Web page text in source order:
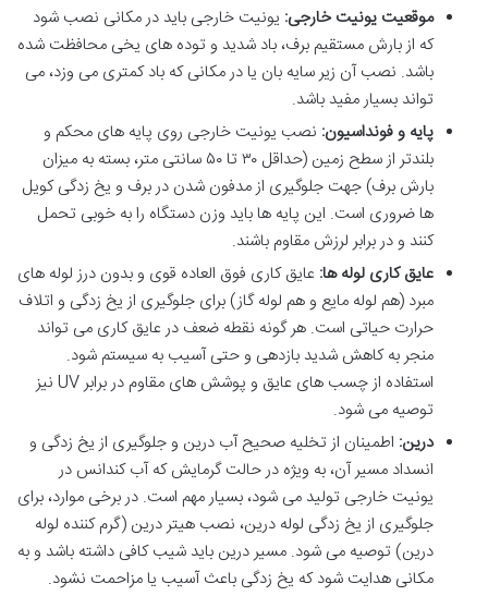
موقعیت یونیت خارجی: یونیت خارجی باید در مکانی نصب شود
که از بارش مستقیم برف، باد شدید و توده های یخی محافظت شده
باشد. نصب آن زیر سایه بان یا در مکانی که باد کمتری می وزد، می
تواند بسیار مفید باشد.
پایه و فونداسیون: نصب یونیت خارجی روی پایه های محکم و
بلندتر از سطح زمین (حداقل ۳۰ تا ۵۰ سانتی متر، بسته به میزان
بارش برف) جهت جلوگیری از مدفون شدن در برف و یخ زدگی کویل
ها ضروری است. این پایه ها باید وزن دستگاه را به خوبی تحمل
کنند و در برابر لرزش مقاوم باشند.
عایق کاری لوله ها: عایق کاری فوق العاده قوی و بدون درز لوله های
مبرد (هم لوله مایع و هم لوله گاز) برای جلوگیری از یخ زدگی و اتلاف
حرارت حیاتی است. هر گونه نقطه ضعف در عایق کاری می تواند
منجر به کاهش شدید بازدهی و حتی آسیب به سیستم شود.
استفاده از چسب های عایق و پوشش های مقاوم در برابر UV نیز
توصیه می شود.
درین: اطمینان از تخلیه صحیح آب درین و جلوگیری از یخ زدگی و
انسداد مسیر آن، به ویژه در حالت گرمایش که آب کندانس در
یونیت خارجی تولید می شود، بسیار مهم است. در برخی موارد، برای
جلوگیری از یخ زدگی لوله درین، نصب هیتر درین (گرم کننده لوله
درین) توصیه می شود. مسیر درین باید شیب کافی داشته باشد و به
مکانی هدایت شود که یخ زدگی باعث آسیب یا مزاحمت نشود.